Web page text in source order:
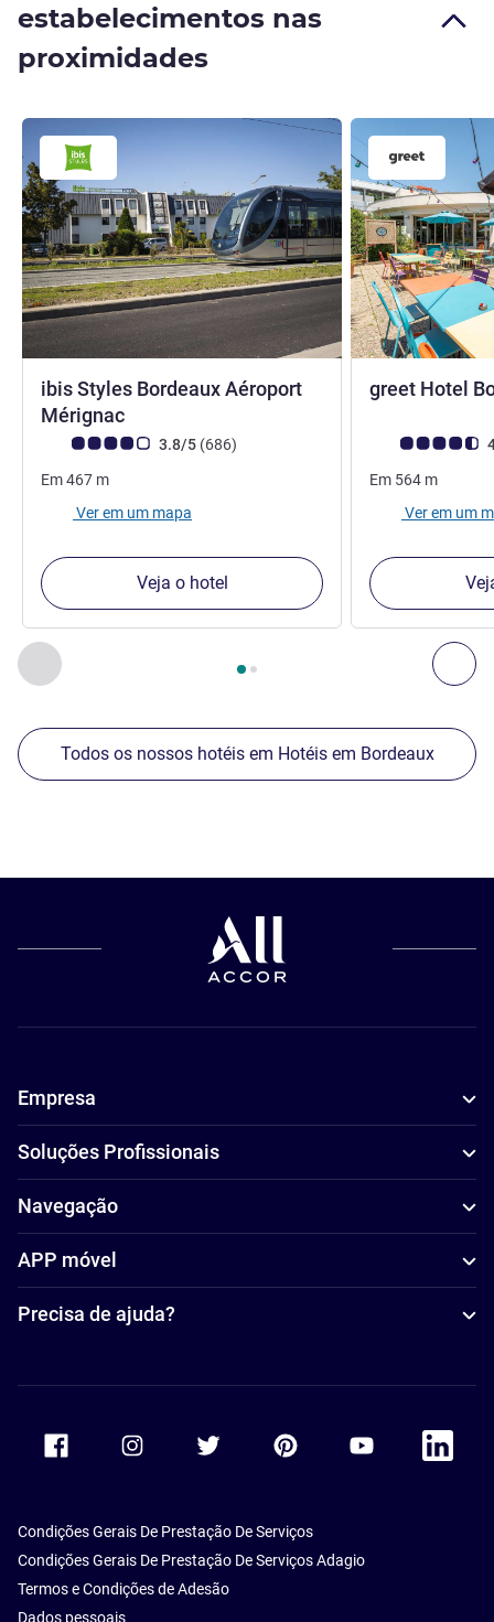
estabelecimentos nas
proximidades
Anterior - Os nossos outros estabelecimentos nas
Página , Os nossos outros estabelecimentos nas
ibis Styles Bordeaux Aéroport
Mérignac
Nota clientes Avis (Classificação ALL)
3.8/5 (686comentários
)
Em467 m
Ver em um mapa
Veja o hotel
greet Hotel
Nota clientes
Em 564 m
Ver em um
Todos os nossos hotéis em Hotéis em Bordeaux
Empresa
Soluções Profissionais
Navegação
APP móvel
Precisa de ajuda?
Accor Youtube
Accor
Condições Gerais De Prestação De Serviços
Condições Gerais De Prestação De Serviços Adagio
Termos e Condições de Adesão
Dados pessoais